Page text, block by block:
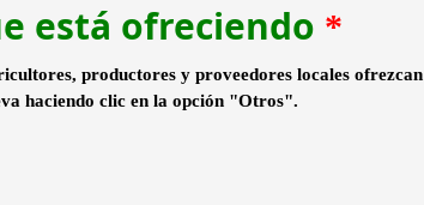
está ofreciendo *
productores y proveedores locales ofrezcan
haciendo clic en la opción "Otros".